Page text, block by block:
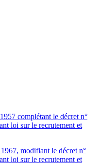
complétant le décret n°
loi sur le recrutement et
modifiant le décret n°
loi sur le recrutement et